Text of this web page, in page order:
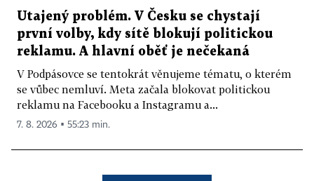
Utajený problém. V Česku se chystají
první volby, kdy sítě blokují politickou
reklamu. A hlavní oběť je nečekaná
V Podpásovce se tentokrát věnujeme tématu, o kterém
se vůbec nemluví. Meta začala blokovat politickou
reklamu na Facebooku a Instagramu a...
7. 8. 2026 ▪ 55:23 min.